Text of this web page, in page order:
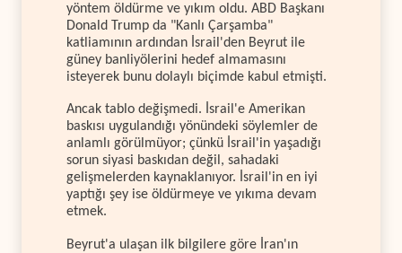
yöntem öldürme ve yıkım oldu. ABD Başkanı
Donald Trump da "Kanlı Çarşamba"
katliamının ardından İsrail'den Beyrut ile
güney banliyölerini hedef almamasını
isteyerek bunu dolaylı biçimde kabul etmişti.
Ancak tablo değişmedi. İsrail'e Amerikan
baskısı uygulandığı yönündeki söylemler de
anlamlı görülmüyor; çünkü İsrail'in yaşadığı
sorun siyasi baskıdan değil, sahadaki
gelişmelerden kaynaklanıyor. İsrail'in en iyi
yaptığı şey ise öldürmeye ve yıkıma devam
etmek.
Beyrut'a ulaşan ilk bilgilere göre İran'ın